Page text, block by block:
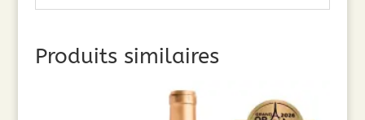
Produits similaires